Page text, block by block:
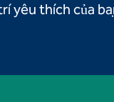
yêu thích của